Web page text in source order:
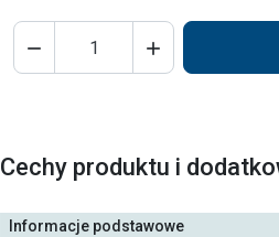
 
Cechy produktu i
Informacje podstawowe